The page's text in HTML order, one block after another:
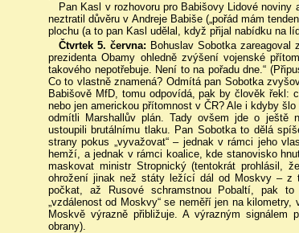
Pan Kasl v rozhovoru pro Babišovy Lidové
neztratil důvěru v Andreje Babiše („pořád mám
plochu (a to pan Kasl udělal, když přijal nabídku na
Čtvrtek 5. června: Bohuslav Sobotka
prezidenta Obamy ohledně zvýšení vojenské
takového nepotřebuje. Není to na pořadu dne.“
Co to vlastně znamená? Odmítá pan Sobotka
Babišově MfD, tomu odpovídá, pak by člověk řekl:
nebo jen americkou přítomnost v ČR? Ale i kdyby
odmítli Marshallův plán. Tady ovšem jde o ještě
ustoupili brutálnímu tlaku. Pan Sobotka to dělá
strany pokus „vyvažovat“ – jednak v rámci jeho
hemží, a jednak v rámci koalice, kde stanovisko
maskovat ministr Stropnický (tentokrát prohlásil,
ohrožení jinak než státy ležící dál od Moskvy – z
počkat, až Rusové schramstnou Pobaltí, pak
„vzdálenost od Moskvy“ se neměří jen na
Moskvě výrazně přibližuje. A výrazným
obrany).